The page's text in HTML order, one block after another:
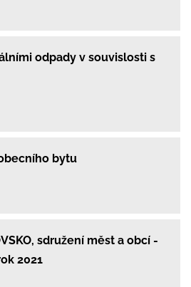
odpady v souvislosti s
bytu
sdružení měst a obcí -
2021